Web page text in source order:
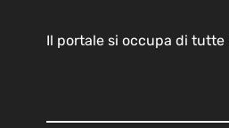
Il portale si occupa di